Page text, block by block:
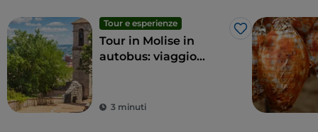
Tour e esperienze
Like
Tour in Molise in
autobus: viaggio
regione
3 minuti